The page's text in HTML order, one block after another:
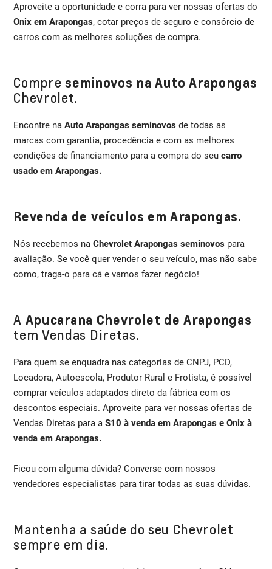
Aproveite a oportunidade e corra para ver nossas ofertas do
Onix em Arapongas, cotar preços de seguro e consórcio de
carros com as melhores soluções de compra.
Compreseminovos na Auto Arapongas
Chevrolet.
Encontre naAuto Arapongas seminovosde todas as
marcas com garantia, procedência e com as melhores
condições de financiamento para a compra do seucarro
usado em Arapongas.
Revenda de veículos em Arapongas.
Nós recebemos naChevrolet Arapongas seminovos para
avaliação. Se você quer vender o seu veículo, mas não sabe
como, traga-o para cá e vamos fazer negócio!
A Apucarana Chevrolet de Arapongas
tem Vendas Diretas.
Para quem se enquadra nas categorias de CNPJ, PCD,
Locadora, Autoescola, Produtor Rural e Frotista, é possível
comprar veículos adaptados direto da fábrica com os
descontos especiais. Aproveite para ver nossas ofertas de
Vendas Diretas para aS10 à venda em Arapongas e Onix à
venda em Arapongas.
Ficou com alguma dúvida? Converse com nossos
vendedores especialistas para tirar todas as suas dúvidas.
Mantenha a saúde do seu Chevrolet
sempre em dia.